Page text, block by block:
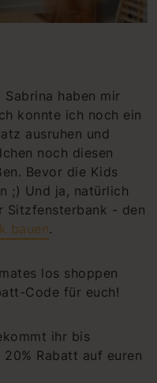
haben mir
konnte ich noch ein
ausruhen und
noch diesen
Bevor die Kids
;) Und ja, natürlich
Sitzfensterbank - den
bauen.
los shoppen
Code für euch!
ihr bis
Rabatt auf euren